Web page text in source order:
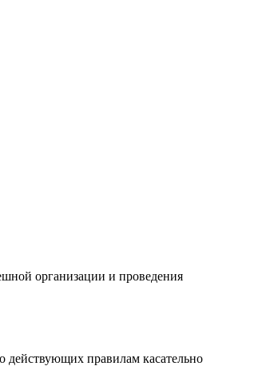
организации и проведения
действующих правилам касательно